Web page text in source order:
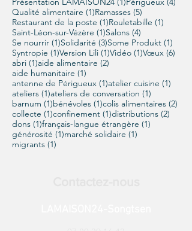
Qualité alimentaire (1)1 post
Ramasses (5)
Restaurant de la poste (1)1 post
Rouletabille (1)
Saint-Léon-sur-Vézère (1)1 post
Salons (4)
Se nourrir (1)1 post
Solidarité (3)3 posts
Some Produkt (1)
Syntropie (1)1 post
Version Lili (1)1 post
Vidéo (1)1 post
Vœux (6)
abri (1)1 post
aide alimentaire (2)
aide humanitaire (1)
antenne de Périgueux (1)1 post
atelier cuisine (1)
ateliers (1)1 post
ateliers de conversation (1)
barnum (1)1 post
bénévoles (1)1 post
colis alimentaires (2)
collecte (1)1 post
confinement (1)1 post
distributions (2)
dons (1)1 post
français-langue étrangère (1)
générosité (1)1 post
marché solidaire (1)
migrants (1)